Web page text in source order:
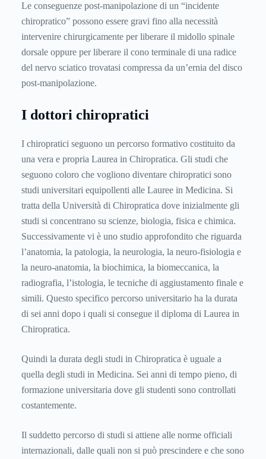
Le conseguenze post-manipolazione di un “incidente
chiropratico” possono essere gravi fino alla necessità
intervenire chirurgicamente per liberare il midollo spinale
dorsale oppure per liberare il cono terminale di una radice
del nervo sciatico trovatasi compressa da un’ernia del disco
post-manipolazione.
I dottori chiropratici
I chiropratici seguono un percorso formativo costituito da
una vera e propria Laurea in Chiropratica. Gli studi che
seguono coloro che vogliono diventare chiropratici sono
studi universitari equipollenti alle Lauree in Medicina. Si
tratta della Università di Chiropratica dove inizialmente gli
studi si concentrano su scienze, biologia, fisica e chimica.
Successivamente vi è uno studio approfondito che riguarda
l’anatomia, la patologia, la neurologia, la neuro-fisiologia e
la neuro-anatomia, la biochimica, la biomeccanica, la
radiografia, l’istologia, le tecniche di aggiustamento finale e
simili. Questo specifico percorso universitario ha la durata
di sei anni dopo i quali si consegue il diploma di Laurea in
Chiropratica.
Quindi la durata degli studi in Chiropratica è uguale a
quella degli studi in Medicina. Sei anni di tempo pieno, di
formazione universitaria dove gli studenti sono controllati
costantemente.
Il suddetto percorso di studi si attiene alle norme officiali
internazionali, dalle quali non si può prescindere e che sono